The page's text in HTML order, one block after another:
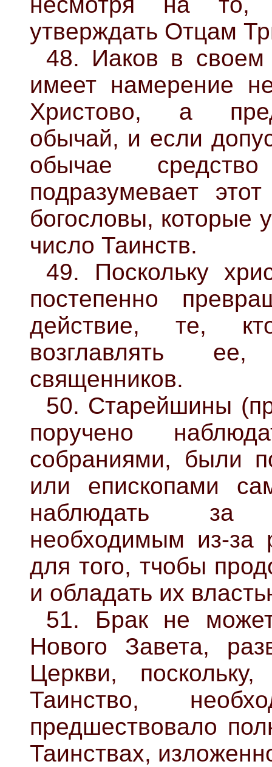
утверждать Отцам
48. Иаков в
имеет намерение
Христово, а
обычай, и если
обычае
подразумевает
богословы, которые
число Таинств.
49. Поскольку
постепенно
действие, те,
возглавлять
священников.
50. Старейшины
поручено
собраниями, были
или епископами
наблюдать за
необходимым из-
для того, тчобы
и обладать их
51. Брак не
Нового Завета,
Церкви,
Таинство,
предшествовало
Таинствах,